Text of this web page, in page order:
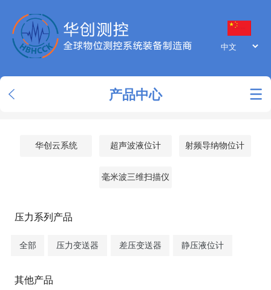
产品中心
华创云系统 超声波液位计 射频导纳物位计
毫米波三维扫描仪
压力系列产品
全部 压力变送器 差压变送器 静压液位计
其他产品